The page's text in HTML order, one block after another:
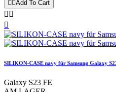
 Add To Cart
 

SILIKON-CASE navy für Samsung Galaxy
Galaxy S23 FE